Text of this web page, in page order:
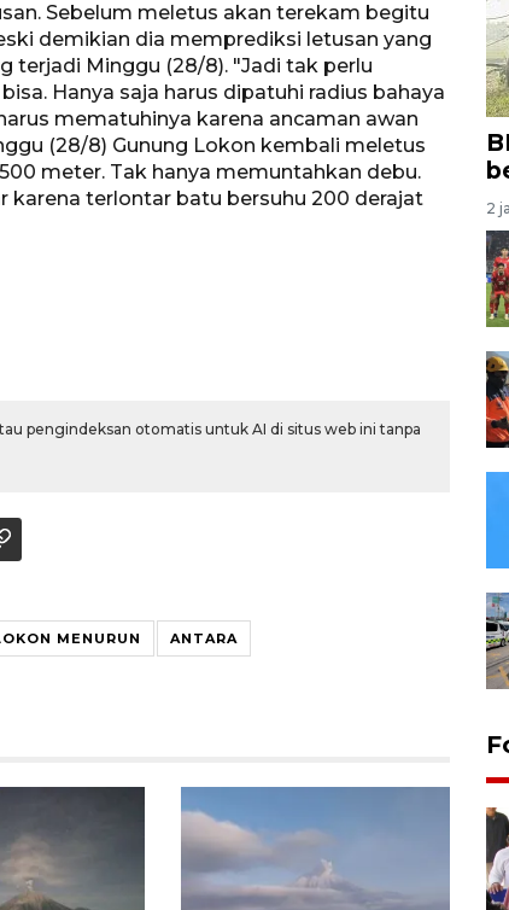
Sebelum meletus akan terekam begitu
demikian dia memprediksi letusan yang
terjadi Minggu (28/8). "Jadi tak perlu
Hanya saja harus dipatuhi radius bahaya
mematuhinya karena ancaman awan
(28/8) Gunung Lokon kembali meletus
meter. Tak hanya memuntahkan debu.
karena terlontar batu bersuhu 200 derajat
pengindeksan otomatis untuk AI di situs web ini tanpa
MENURUN ANTARA
2